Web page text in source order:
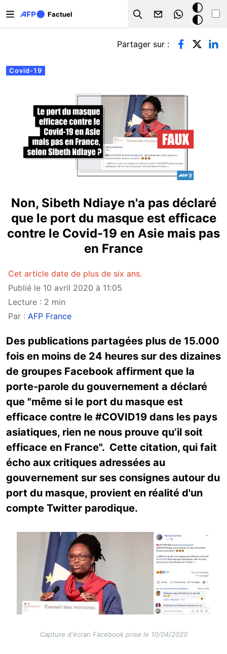
Factuel
Search
Mode
sombre
Onglets principaux
Covid-19
Partager sur :
Non, Sibeth Ndiaye n'a pas déclaré
que le port du masque est efficace
contre le Covid-19 en Asie mais pas
en France
Cet article date de plus de six ans.
Publié le 10 avril 2020 à 11:05
Lecture : 2 min
Par : AFP France
Des publications partagées plus de 15.000
fois en moins de 24 heures sur des dizaines
de groupes Facebook affirment que la
porte-parole du gouvernement a déclaré
que "même si le port du masque est
efficace contre le #COVID19 dans les pays
asiatiques, rien ne nous prouve qu’il soit
efficace en France". Cette citation, qui fait
écho aux critiques adressées au
gouvernement sur ses consignes autour du
port du masque, provient en réalité d'un
compte Twitter parodique.
Capture d'écran Facebook prise le 10/04/2020